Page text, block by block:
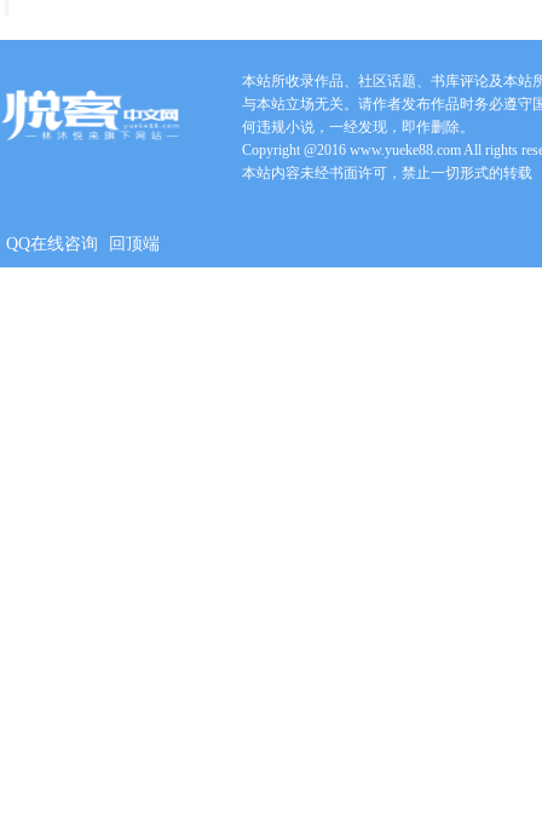
本站所收录作品、社区话题、书库评论及本站
与本站立场无关。请作者发布作品时务必遵守
何违规小说，一经发现，即作删除。
Copyright @2016 www.yueke88.com All rights
本站内容未经书面许可，禁止一切形式的转载
QQ在线咨询 回顶端